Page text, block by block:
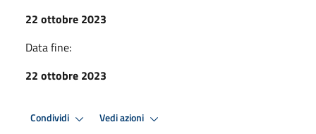
22 ottobre 2023
Data fine:
22 ottobre 2023
Condividi Vedi azioni